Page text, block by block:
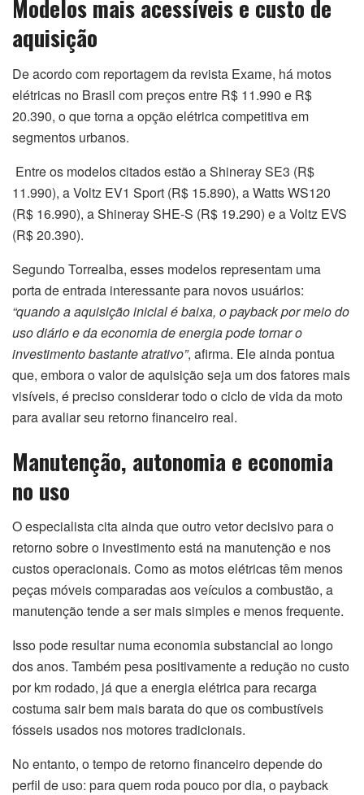
Modelos mais acessíveis e custo de
aquisição
De acordo com reportagem da revista Exame, há motos
elétricas no Brasil com preços entre R$ 11.990 e R$
20.390, o que torna a opção elétrica competitiva em
segmentos urbanos.
Entre os modelos citados estão a Shineray SE3 (R$
11.990), a Voltz EV1 Sport (R$ 15.890), a Watts WS120
(R$ 16.990), a Shineray SHE-S (R$ 19.290) e a Voltz EVS
(R$ 20.390).
Segundo Torrealba, esses modelos representam uma
porta de entrada interessante para novos usuários:
“quando a aquisição inicial é baixa, o payback por meio do
uso diário e da economia de energia pode tornar o
investimento bastante atrativo”, afirma. Ele ainda pontua
que, embora o valor de aquisição seja um dos fatores mais
visíveis, é preciso considerar todo o ciclo de vida da moto
para avaliar seu retorno financeiro real.
Manutenção, autonomia e economia
no uso
O especialista cita ainda que outro vetor decisivo para o
retorno sobre o investimento está na manutenção e nos
custos operacionais. Como as motos elétricas têm menos
peças móveis comparadas aos veículos a combustão, a
manutenção tende a ser mais simples e menos frequente.
Isso pode resultar numa economia substancial ao longo
dos anos. Também pesa positivamente a redução no custo
por km rodado, já que a energia elétrica para recarga
costuma sair bem mais barata do que os combustíveis
fósseis usados nos motores tradicionais.
No entanto, o tempo de retorno financeiro depende do
perfil de uso: para quem roda pouco por dia, o payback